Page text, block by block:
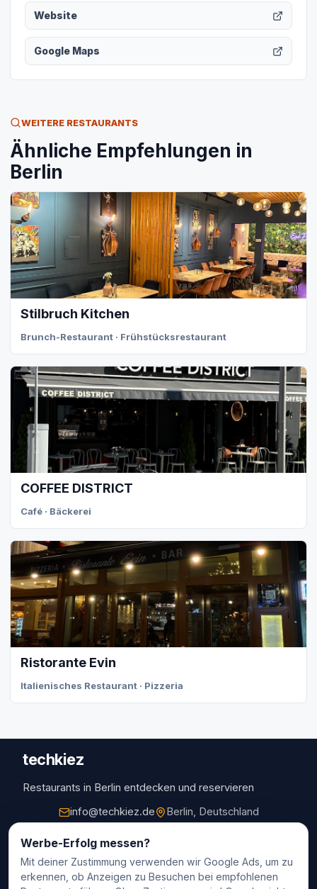
Website
Google Maps
WEITERE RESTAURANTS
Ähnliche Empfehlungen in
Berlin
Stilbruch Kitchen
Brunch-Restaurant · Frühstücksrestaurant
COFFEE DISTRICT
Café · Bäckerei
Ristorante Evin
Italienisches Restaurant · Pizzeria
techkiez
Restaurants in Berlin entdecken und reservieren
info@techkiez.de
Berlin, Deutschland
Restaurants
Restaurantauswahl
Für Unternehmen
Werbe-Erfolg messen?
Mit deiner Zustimmung verwenden wir Google Ads, um zu
erkennen, ob Anzeigen zu Besuchen bei empfohlenen